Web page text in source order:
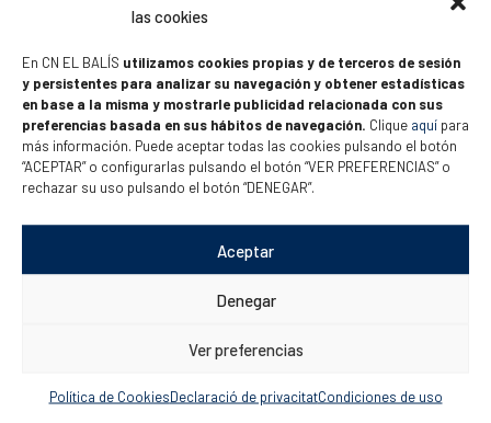
las cookies
En CN EL BALÍS utilizamos cookies propias y de terceros de sesión
y persistentes para analizar su navegación y obtener estadísticas
en base a la misma y mostrarle publicidad relacionada con sus
preferencias basada en sus hábitos de navegación. Clique aquí para
más información. Puede aceptar todas las cookies pulsando el botón
“ACEPTAR” o configurarlas pulsando el botón “VER PREFERENCIAS” o
rechazar su uso pulsando el botón “DENEGAR”.
Aceptar
Denegar
Ver preferencias
Política de CookiesDeclaració de privacitatCondiciones de uso